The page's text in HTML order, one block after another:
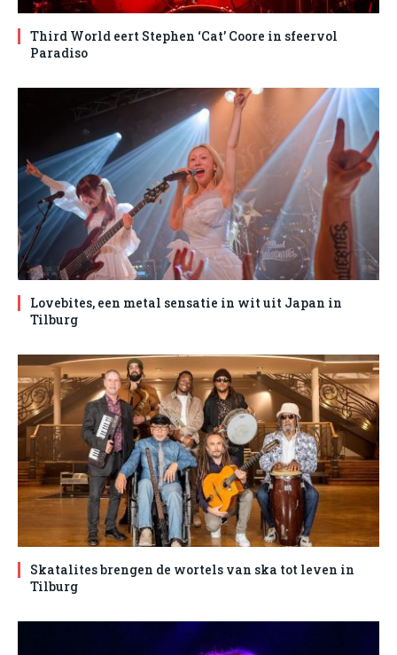
Third World eert Stephen ‘Cat’ Coore in sfeervol
Paradiso
Lovebites, een metal sensatie in wit uit Japan in
Tilburg
Skatalites brengen de wortels van ska tot leven in
Tilburg